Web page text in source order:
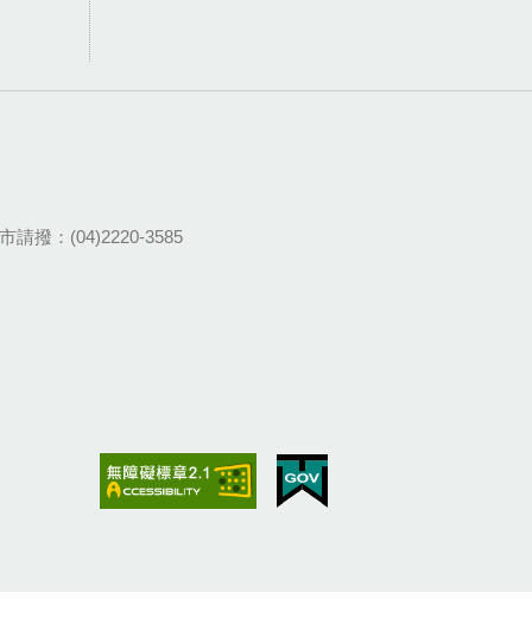
請撥：(04)2220-3585